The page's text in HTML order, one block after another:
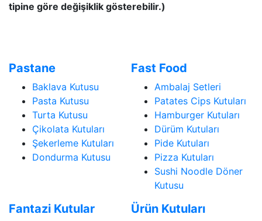
tipine göre değişiklik gösterebilir.)
Pastane
Baklava Kutusu
Pasta Kutusu
Turta Kutusu
Çikolata Kutuları
Şekerleme Kutuları
Dondurma Kutusu
Fast Food
Ambalaj Setleri
Patates Cips Kutuları
Hamburger Kutuları
Dürüm Kutuları
Pide Kutuları
Pizza Kutuları
Sushi Noodle Döner
Kutusu
Fantazi Kutular Ürün Kutuları